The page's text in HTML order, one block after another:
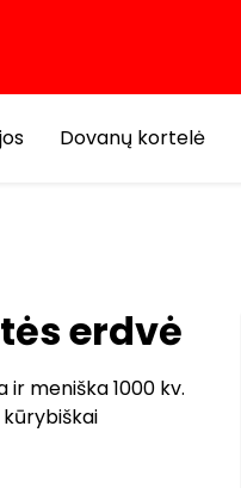
Dovanų kortelė
erdvė
ir meniška 1000 kv.